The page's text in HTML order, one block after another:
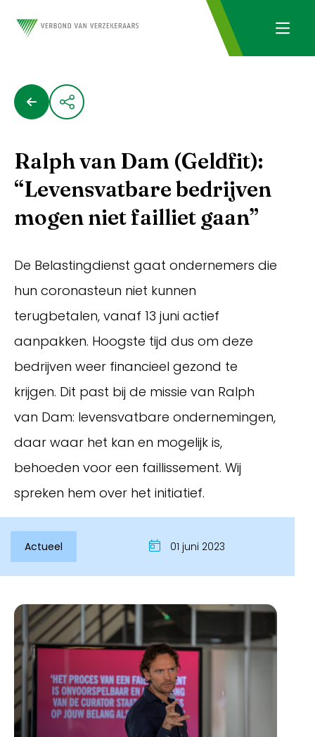
Inloggen
Ralph van Dam (Geldfit):
“Levensvatbare bedrijven
mogen niet failliet gaan”
De Belastingdienst gaat ondernemers die
hun coronasteun niet kunnen
terugbetalen, vanaf 13 juni actief
aanpakken. Hoogste tijd dus om deze
bedrijven weer financieel gezond te
krijgen. Dit past bij de missie van Ralph
van Dam: levensvatbare ondernemingen,
daar waar het kan en mogelijk is,
behoeden voor een faillissement. Wij
spreken hem over het initiatief.
Actueel 01 juni 2023